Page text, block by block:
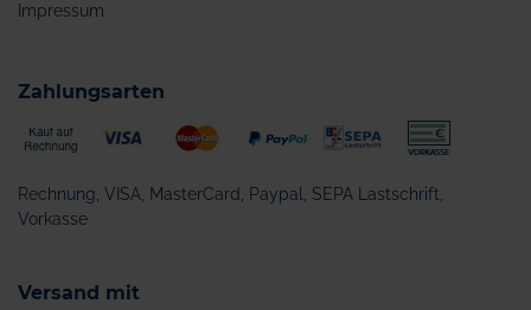
Impressum
Zahlungsarten
Rechnung, VISA, MasterCard, Paypal, SEPA Lastschrift,
Vorkasse
Versand mit